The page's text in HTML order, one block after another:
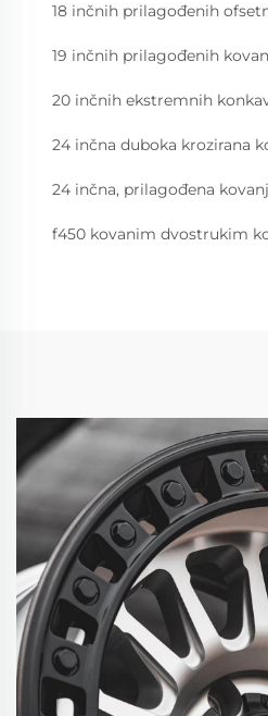
18 inčnih prilagođenih
19 inčnih prilagođenih
20 inčnih ekstremnih
24 inčna duboka krozirana
24 inčna, prilagođena
f450 kovanim dvostrukim